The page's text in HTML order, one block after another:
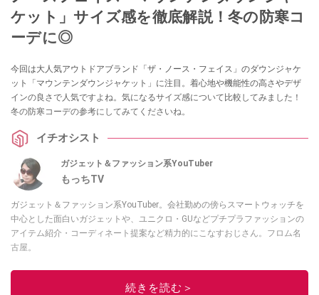
ケット」サイズ感を徹底解説！冬の防寒コ
ーデに◎
今回は大人気アウトドアブランド「ザ・ノース・フェイス」のダウンジャケ
ット「マウンテンダウンジャケット」に注目。着心地や機能性の高さやデザ
インの良さで人気ですよね。気になるサイズ感について比較してみました！
冬の防寒コーデの参考にしてみてくださいね。
イチオシスト
ガジェット＆ファッション系YouTuber
もっちTV
ガジェット＆ファッション系YouTuber。会社勤めの傍らスマートウォッチを
中心とした面白いガジェットや、ユニクロ・GUなどプチプラファッションの
アイテム紹介・コーディネート提案など精力的にこなすおじさん。フロム名
古屋。
このイチオシストの他の記事を読む
続きを読む＞